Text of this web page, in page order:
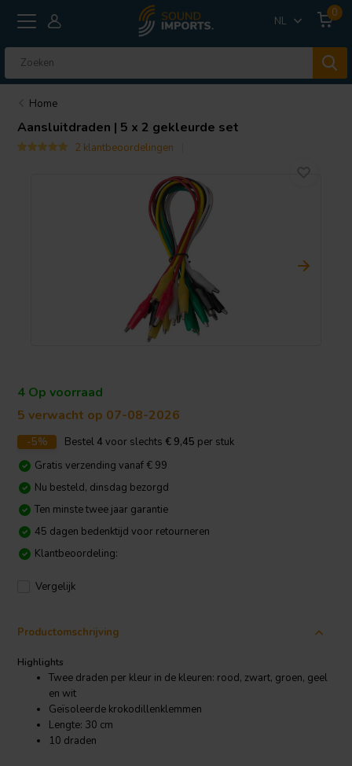
NL
0
Home
Aansluitdraden | 5 x 2 gekleurde set
2 klantbeoordelingen
4 Op voorraad
5 verwacht op 07-08-2026
-5% Bestel4 voor slechts € 9,45 per stuk
Gratis verzending vanaf € 99
Nu besteld, dinsdag bezorgd
Ten minste twee jaar garantie
45 dagen bedenktijd voor retourneren
Klantbeoordeling:
Vergelijk
Productomschrijving
Highlights
Twee draden per kleur in de kleuren: rood, zwart, groen, geel
en wit
Geïsoleerde krokodillenklemmen
Lengte: 30 cm
10 draden